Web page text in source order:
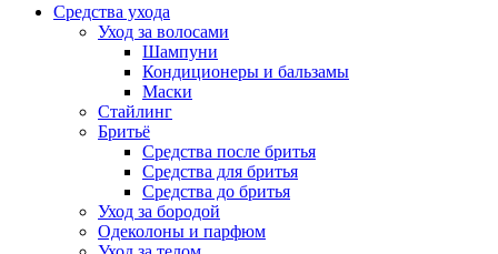
Средства ухода
Уход за волосами
Шампуни
Кондиционеры и бальзамы
Маски
Стайлинг
Бритьё
Средства после бритья
Средства для бритья
Средства до бритья
Уход за бородой
Одеколоны и парфюм